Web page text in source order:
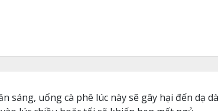
sáng, uống cà phê lúc này sẽ gây hại đến dạ